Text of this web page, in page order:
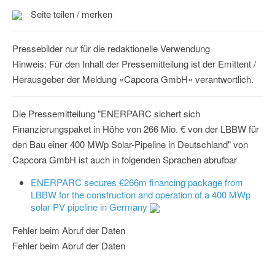
Seite teilen / merken
Pressebilder nur für die redaktionelle Verwendung
Hinweis: Für den Inhalt der Pressemitteilung ist der Emittent /
Herausgeber der Meldung »Capcora GmbH« verantwortlich.
Die Pressemitteilung "ENERPARC sichert sich
Finanzierungspaket in Höhe von 266 Mio. € von der LBBW für
den Bau einer 400 MWp Solar-Pipeline in Deutschland" von
Capcora GmbH ist auch in folgenden Sprachen abrufbar
ENERPARC secures €266m financing package from
LBBW for the construction and operation of a 400 MWp
solar PV pipeline in Germany
Fehler beim Abruf der Daten
Fehler beim Abruf der Daten